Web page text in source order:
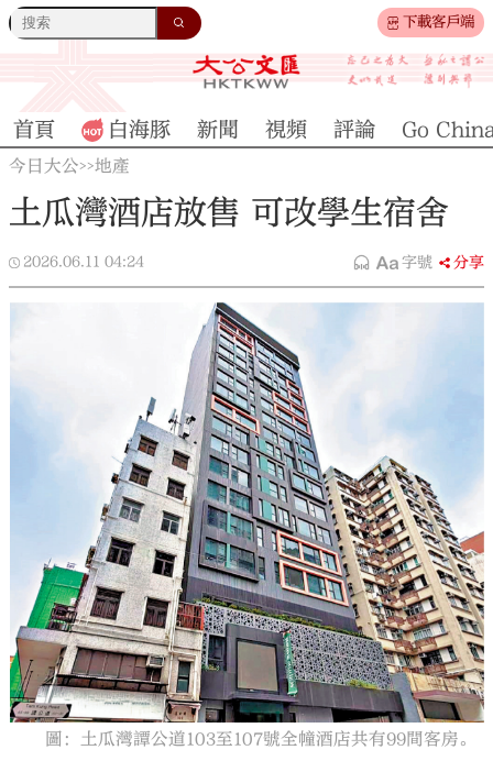
下載客戶端
大公文匯
首頁 白海豚 新聞 視頻 評論 Go
今日大公>>地產
土瓜灣酒店放售 可改學生宿舍
2026.06.11 04:24 字號 分享
圖：土瓜灣譚公道103至107號全幢酒店共有99間客房。